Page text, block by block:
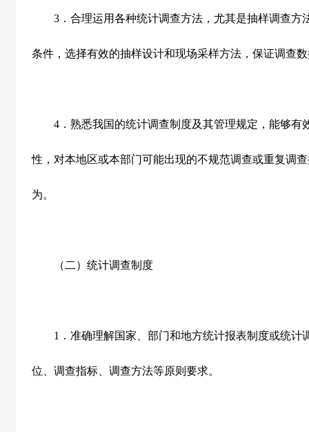
3 ．合理运用各种统计调查方法，尤其是抽样调查
条件，选择有效的抽样设计和现场采样方法，保证调查
4 ．熟悉我国的统计调查制度及其管理规定，能够
性，对本地区或本部门可能出现的不规范调查或重复调
为。
（二）统计调查制度
1 ．准确理解国家、部门和地方统计报表制度或统
位、调查指标、调查方法等原则要求。